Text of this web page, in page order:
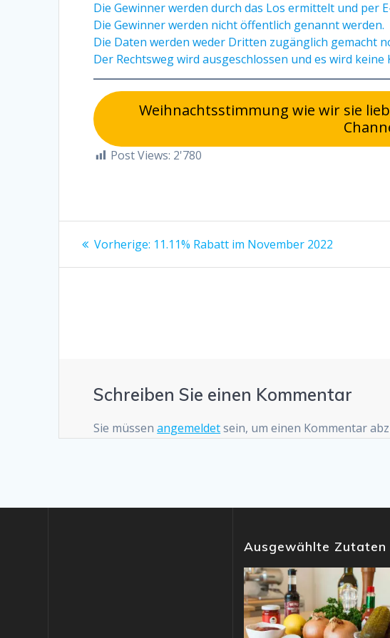
Die Gewinner werden durch das Los ermittelt und per
Die Gewinner werden nicht öffentlich genannt werden.
Die Daten werden weder Dritten zugänglich gemacht
Der Rechtsweg wird ausgeschlossen und es wird
Weihnachtsstimmung wie wir sie
Post Views: 2'780
Beitrags-
Navigation
Vorherige: Vorheriger
11.11% Rabatt im November 2022
Schreiben Sie einen Kommentar
Sie müssenangemeldetsein, um einen Kommentar
Ausgewählte Zutaten